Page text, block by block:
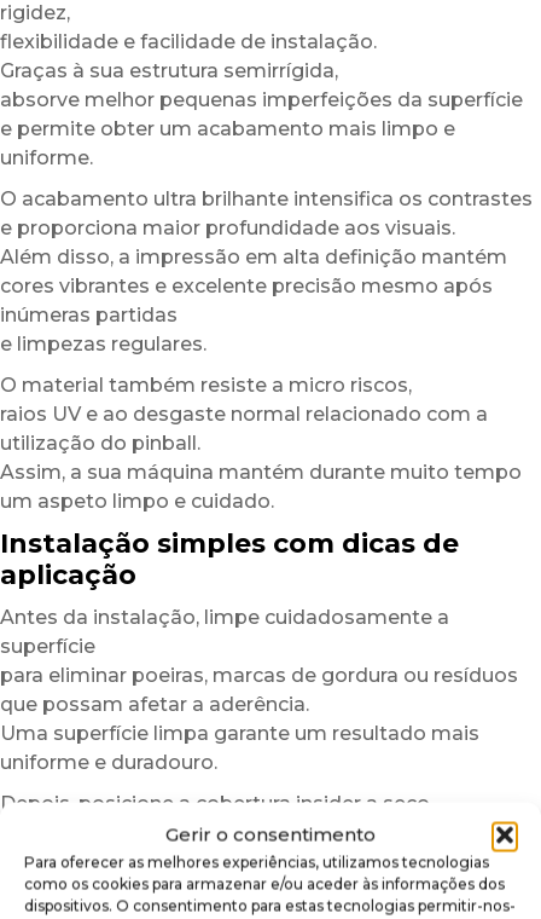
Gerir o consentimento
Para oferecer as melhores experiências, utilizamos tecnologias
como os cookies para armazenar e/ou aceder às informações dos
dispositivos. O consentimento para estas tecnologias permitir-nos-
rigidez,
flexibilidade e facilidade de instalação.
Graças à sua estrutura semirrígida,
absorve melhor pequenas imperfeições da superfície
e permite obter um acabamento mais limpo e
uniforme.
O acabamento ultra brilhante intensifica os contrastes
e proporciona maior profundidade aos visuais.
Além disso, a impressão em alta definição mantém
cores vibrantes e excelente precisão mesmo após
inúmeras partidas
e limpezas regulares.
O material também resiste a micro riscos,
raios UV e ao desgaste normal relacionado com a
utilização do pinball.
Assim, a sua máquina mantém durante muito tempo
um aspeto limpo e cuidado.
Instalação simples com dicas de
aplicação
Antes da instalação, limpe cuidadosamente a
superfície
para eliminar poeiras, marcas de gordura ou resíduos
que possam afetar a aderência.
Uma superfície limpa garante um resultado mais
uniforme e duradouro.
Depois, posicione a cobertura insider a seco
para verificar o alinhamento.
Graças à sua estrutura semirrígida,
o plexiglass autocolante é mais fácil de manusear